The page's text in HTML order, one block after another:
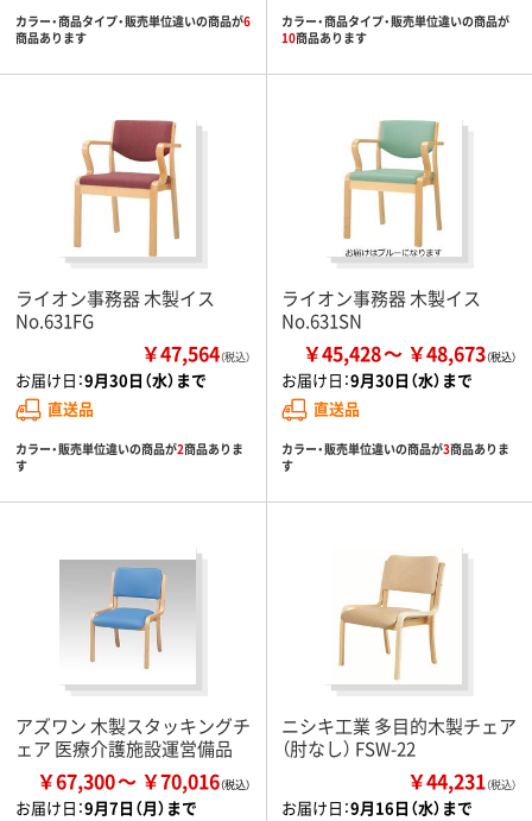
カラー・商品タイプ・販売単位違いの商品が6
商品あります
カラー・商品タイプ・販売単位違いの商品が
10商品あります
ライオン事務器 木製イス
No.631FG
￥47,564（税込）
お届け日：9月30日（水）まで
直送品
カラー・販売単位違いの商品が2商品ありま
す
ライオン事務器 木製イス
No.631SN
￥45,428 ￥48,673
お届け日：9月30日（水）まで
直送品
カラー・販売単位違いの商品が3商品ありま
す
アズワン 木製スタッキングチ
ェア 医療介護施設運営備品
￥67,300 ￥70,016
お届け日：9月7日（月）まで
ニシキ工業 多目的木製チェア
（肘なし） FSW-22
￥44,231（税込）
お届け日：9月16日（水）まで